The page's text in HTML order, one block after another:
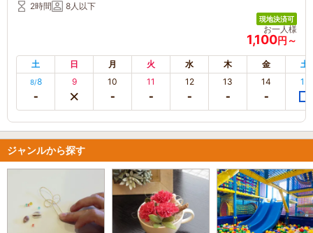
2時間
8人以下
現地決済可
お一人様
1,100円～
土 日 月 火 水 木 金 土
8/8 9 10 11 12 13 14 15
ジャンルから探す